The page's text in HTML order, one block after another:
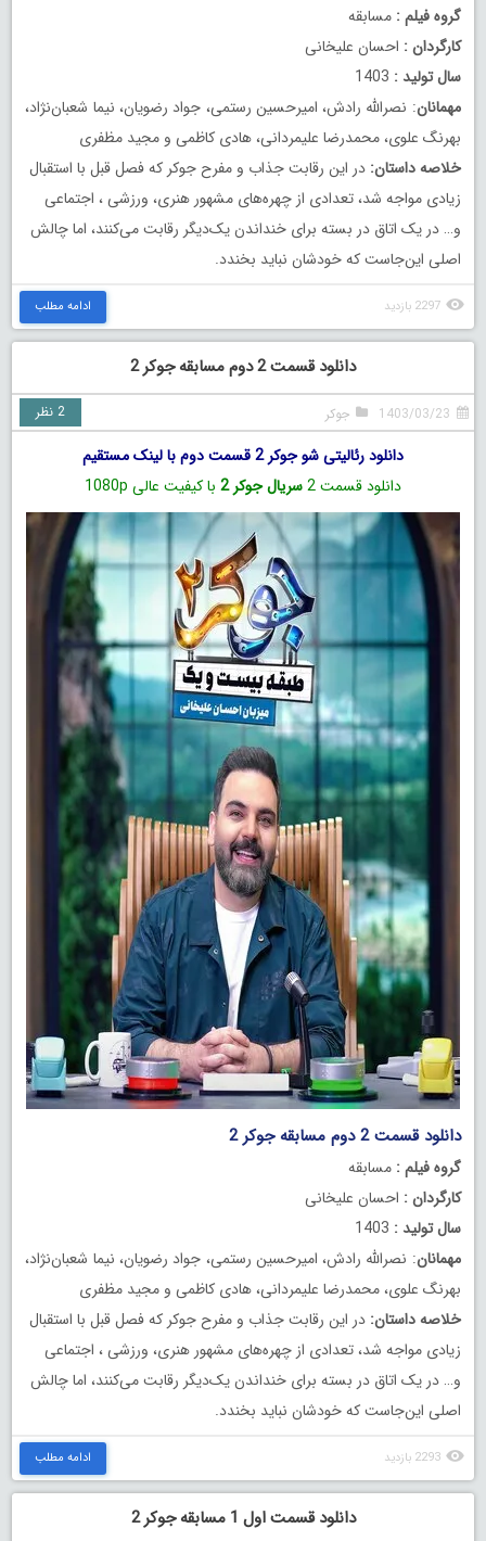
گروه فیلم : مسابقه
کارگردان : احسان علیخانی
سال تولید :
مهمانان: نصرالله رادش، امیرحسین رستمی، جواد رضویان، نیما شعبان‌نژاد،
بهرنگ علوی، محمدرضا علیمردانی، هادی کاظمی و مجید مظفری
خلاصه داستان: در این رقابت جذاب و مفرح جوکر که فصل قبل با استقبال
زیادی مواجه شد، تعدادی از چهره‌های مشهور هنری، ورزشی ، اجتماعی
و… در یک اتاق در بسته برای ‏خنداندن یک‌دیگر رقابت می‌کنند، اما چالش
اصلی این‌جاست که خودشان نباید بخندد.
2297 بازدید ادامه مطلب
دانلود قسمت 2 دوم مسابقه جوکر 2
1403/03/23 جوکر 2 نظر
دانلود رئالیتی‌ شو جوکر 2 قسمت دوم با لینک مستقیم
دانلود قسمت 2
سریال جوکر 2 با کیفیت عالی 1080p
دانلود قسمت 2 دوم مسابقه جوکر 2
گروه فیلم : مسابقه
کارگردان : احسان علیخانی
سال تولید :
مهمانان: نصرالله رادش، امیرحسین رستمی، جواد رضویان، نیما شعبان‌نژاد،
بهرنگ علوی، محمدرضا علیمردانی، هادی کاظمی و مجید مظفری
خلاصه داستان: در این رقابت جذاب و مفرح جوکر که فصل قبل با استقبال
زیادی مواجه شد، تعدادی از چهره‌های مشهور هنری، ورزشی ، اجتماعی
و… در یک اتاق در بسته برای ‏خنداندن یک‌دیگر رقابت می‌کنند، اما چالش
اصلی این‌جاست که خودشان نباید بخندد.
2293 بازدید ادامه مطلب
دانلود قسمت اول 1 مسابقه جوکر 2